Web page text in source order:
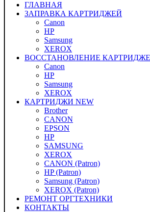
ГЛАВНАЯ
ЗАПРАВКА КАРТРИДЖЕЙ
Canon
HP
Samsung
XEROX
ВОССТАНОВЛЕНИЕ
Canon
HP
Samsung
XEROX
КАРТРИДЖИ NEW
Brother
CANON
EPSON
HP
SAMSUNG
XEROX
CANON (Patron)
HP (Patron)
Samsung (Patron)
XEROX (Patron)
РЕМОНТ ОРГТЕХНИКИ
КОНТАКТЫ